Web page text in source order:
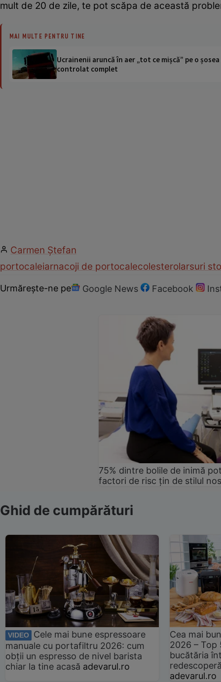
mult de 20 de zile, te pot scăpa de ­această
MAI MULTE PENTRU TINE
Ucrainenii aruncă în aer „tot ce mișcă” pe o
controlat complet
Carmen Ştefan
portocaleiarnacoji de portocalecolesterolarsuri
Urmărește-ne pe Google News Facebook
75% dintre bolile de inimă
factori de risc țin de stilul
Ghid de cumpărături
VIDEO
Cele mai bune espressoare
manuale cu portafiltru 2026: cum
obții un espresso de nivel barista
chiar la tine acasă adevarul.ro
Cea mai
2026 –
bucătăria
adevarul.ro